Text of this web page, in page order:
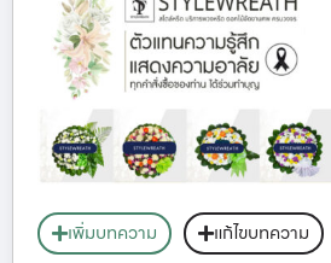
เพิ่มบทความ แก้ไขบทความ